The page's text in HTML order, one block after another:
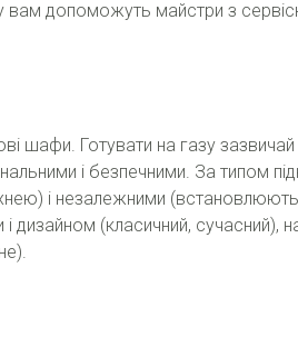
вам допоможуть майстри з
шафи. Готувати на газу
і безпечними. За типом
і незалежними
дизайном (класичний, сучасний),